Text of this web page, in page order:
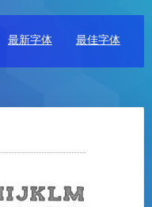
最新字体 最佳字体